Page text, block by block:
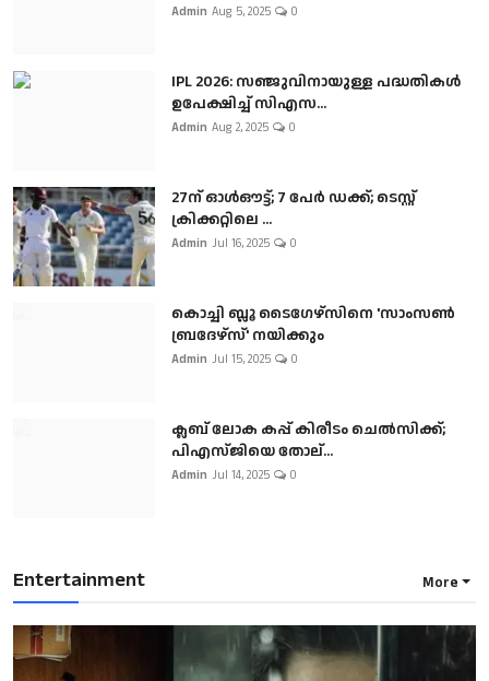
Admin Aug 5, 2025 0
IPL 2026: സഞ്ജുവിനായുള്ള പദ്ധതികൾ
ഉപേക്ഷിച്ച് സിഎസ...
Admin Aug 2, 2025 0
27ന് ഓൾഔട്ട്; 7 പേർ ഡക്ക്; ടെസ്റ്റ്
ക്രിക്കറ്റിലെ ...
Admin Jul 16, 2025 0
കൊച്ചി ബ്ലൂ ടൈഗേഴ്സിനെ 'സാംസൺ
ബ്രദേഴ്സ്' നയിക്കും
Admin Jul 15, 2025 0
ക്ലബ് ലോക കപ്പ് കിരീടം ചെല്‍സിക്ക്;
പിഎസ്ജിയെ തോല്...
Admin Jul 14, 2025 0
Entertainment More